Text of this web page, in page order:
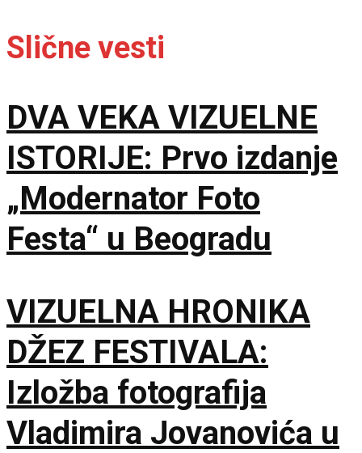
Slične vesti
DVA VEKA VIZUELNE
ISTORIJE: Prvo izdanje
„Modernator Foto
Festa“ u Beogradu
VIZUELNA HRONIKA
DŽEZ FESTIVALA:
Izložba fotografija
Vladimira Jovanovića u